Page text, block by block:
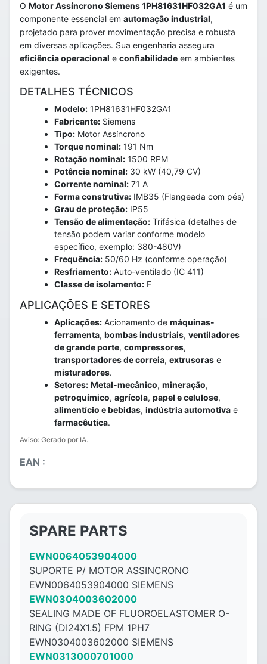
O Motor Assíncrono Siemens 1PH81631HF032GA1 é um
componente essencial em automação industrial,
projetado para prover movimentação precisa e robusta
em diversas aplicações. Sua engenharia assegura
eficiência operacional e confiabilidade em ambientes
exigentes.
DETALHES TÉCNICOS
Modelo: 1PH81631HF032GA1
Fabricante: Siemens
Tipo: Motor Assíncrono
Torque nominal: 191 Nm
Rotação nominal: 1500 RPM
Potência nominal: 30 kW (40,79 CV)
Corrente nominal: 71 A
Forma construtiva: IMB35 (Flangeada com pés)
Grau de proteção: IP55
Tensão de alimentação: Trifásica (detalhes de
tensão podem variar conforme modelo
específico, exemplo: 380-480V)
Frequência: 50/60 Hz (conforme operação)
Resfriamento: Auto-ventilado (IC 411)
Classe de isolamento: F
APLICAÇÕES E SETORES
Aplicações: Acionamento de máquinas-
ferramenta, bombas industriais, ventiladores
de grande porte, compressores,
transportadores de correia, extrusoras e
misturadores.
Setores: Metal-mecânico, mineração,
petroquímico, agrícola, papel e celulose,
alimentício e bebidas, indústria automotiva e
farmacêutica.
Aviso: Gerado por IA.
EAN :
SPARE PARTS
EWN0064053904000
SUPORTE P/ MOTOR ASSINCRONO
EWN0064053904000 SIEMENS
EWN0304003602000
SEALING MADE OF FLUOROELASTOMER O-
RING (DI24X1.5) FPM 1PH7
EWN0304003602000 SIEMENS
EWN0313000701000